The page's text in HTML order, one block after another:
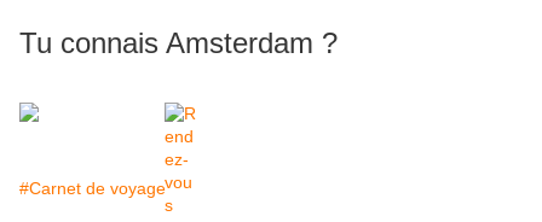
Tu connais Amsterdam ?
#Carnet de voyage